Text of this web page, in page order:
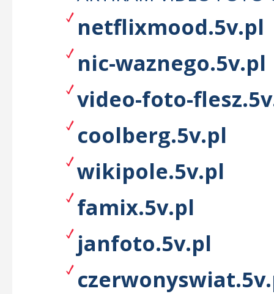
netflixmood.5v.pl
nic-waznego.5v.pl
video-foto-
coolberg.5v.pl
wikipole.5v.pl
famix.5v.pl
janfoto.5v.pl